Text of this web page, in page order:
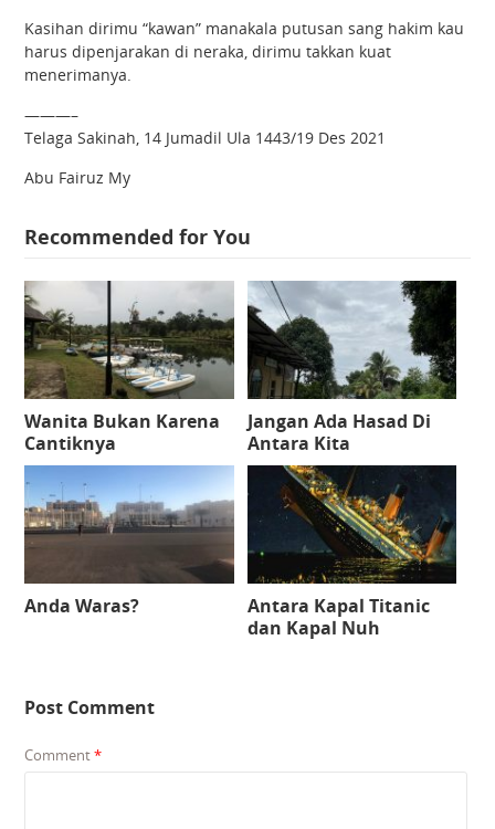
Kasihan dirimu “kawan” manakala putusan sang hakim kau
harus dipenjarakan di neraka, dirimu takkan kuat
menerimanya.
———–
Telaga Sakinah, 14 Jumadil Ula 1443/19 Des 2021
Abu Fairuz My
Recommended for You
Wanita Bukan Karena
Cantiknya
Jangan Ada Hasad Di
Antara Kita
Anda Waras?
Antara Kapal Titanic
dan Kapal Nuh
Post Comment
Comment*